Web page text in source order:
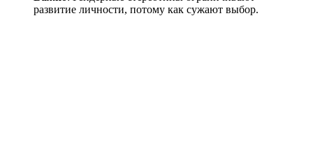
развитие личности, потому как сужают выбор.